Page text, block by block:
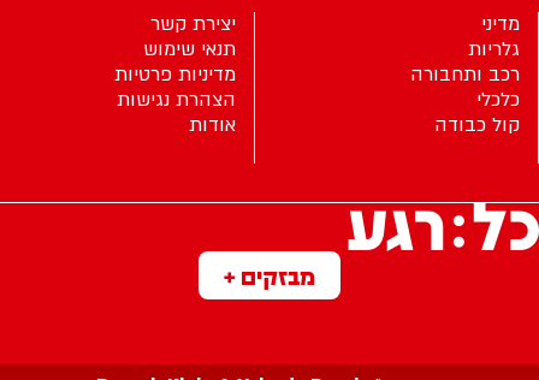
מבזקים +
מדיני
גלריות
רכב ותחבורה
כלכלי
קול כבודה
יצירת קשר
תנאי שימוש
מדיניות פרטיות
הצהרת נגישות
אודות